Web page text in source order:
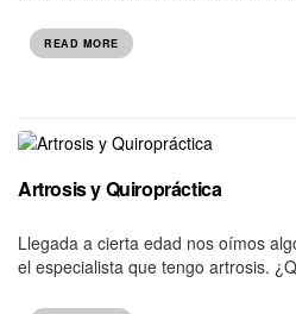
READ MORE
Artrosis y Quiropráctica
Llegada a cierta edad nos oímos
el especialista que tengo artrosis.